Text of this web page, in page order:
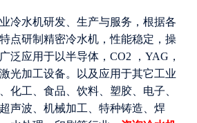
冷水机研发、生产与服务，根据各
点研制精密冷水机，性能稳定，操
泛应用于以半导体，CO2 ，YAG，
光加工设备。以及应用于其它工业
化工、食品、饮料、塑胶、电子、
声波、机械加工、特种铸造、焊